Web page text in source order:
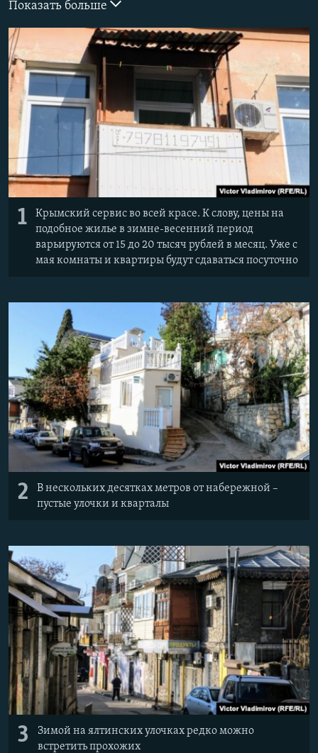
КРЫМ.НЕПОКОРЕННЫЙ
ELIFBE
УКРАИНСКАЯ ПРОБЛЕМА КРЫМА
ПРИСОЕДИНЯЙТЕСЬ!
Все сайты RFE/RL
Показать больше
1
Крымский сервис во всей красе. К слову, цены на
подобное жилье в зимне-весенний период
варьируются от 15 до 20 тысяч рублей в месяц. Уже с
мая комнаты и квартиры будут сдаваться посуточно
2
В нескольких десятках метров от набережной –
пустые улочки и кварталы
3
Зимой на ялтинских улочках редко можно
встретить прохожих